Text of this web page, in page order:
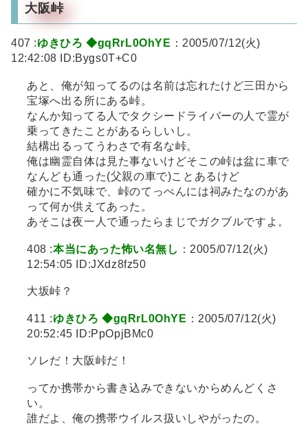
大阪峠
407 :ゆきひろ ◆gqRrL0OhYE ：2005/07/12(火)
12:42:08 ID:Bygs0T+C0
あと、俺が知ってるのは名前は忘れたけど三田から
宝塚へ出る所にある峠。
なんか知ってる人でタクシードライバーの人で霊が
乗ってきたことがあるらしいし。
結構出るってうわさで有名な峠。
俺は幽霊自体は見た事ないけどそこの峠は盆に車で
なんども通った(父親の車で)ことあるけど
確かに不気味で、峠のてっぺんには祠みたなのがあ
って何か供えてあった。
あそこは夜一人で通ったらまじでガクブルですよ。
408 :本当にあった怖い名無し ：2005/07/12(火)
12:54:05 ID:JXdz8fz50
大坂峠？
411 :ゆきひろ ◆gqRrL0OhYE ：2005/07/12(火)
20:52:45 ID:PpOpjBMc0
ソレだ！大阪峠だ！
ってか携帯から書き込みできないからめんどくさ
い。
誰だよ、俺の携帯ウイルス扱いしやがったの。